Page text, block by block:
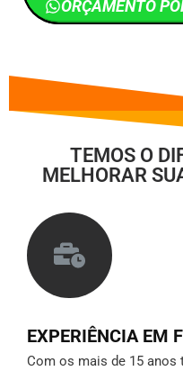
ORÇAMENTO
TEMOS O
MELHORAR
EXPERIÊNCIA EM
Com os mais de 15 anos